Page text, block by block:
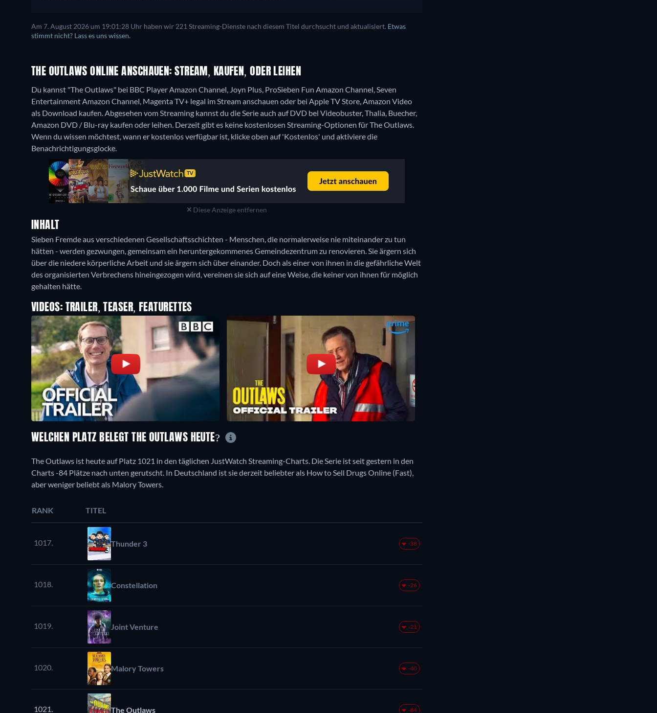
Am 7. August 2026 um 19:01:28 Uhr haben wir 221 Streaming-Dienste nach diesem Titel durchsucht und aktualisiert. Etwas
stimmt nicht? Lass es uns wissen.
THE OUTLAWS ONLINE ANSCHAUEN: STREAM, KAUFEN, ODER LEIHEN
Du kannst "The Outlaws" bei BBC Player Amazon Channel, Joyn Plus, ProSieben Fun Amazon Channel, Seven
Entertainment Amazon Channel, Magenta TV+ legal im Stream anschauen oder bei Apple TV Store, Amazon Video
als Download kaufen. Abgesehen vom Streaming kannst du die Serie auch auf DVD bei Videobuster, Thalia, Buecher,
Amazon DVD / Blu-ray kaufen oder leihen. Derzeit gibt es keine kostenlosen Streaming-Optionen für The Outlaws.
Wenn du wissen möchtest, wann er kostenlos verfügbar ist, klicke oben auf 'Kostenlos' und aktiviere die
Benachrichtigungsglocke.
Diese Anzeige entfernen
INHALT
Sieben Fremde aus verschiedenen Gesellschaftsschichten - Menschen, die normalerweise nie miteinander zu tun
hätten - werden gezwungen, gemeinsam ein heruntergekommenes Gemeindezentrum zu renovieren. Sie ärgern sich
über die niedere körperliche Arbeit und sie ärgern sich über einander. Doch als einer von ihnen in die gefährliche Welt
des organisierten Verbrechens hineingezogen wird, vereinen sie sich auf eine Weise, die keiner von ihnen für möglich
gehalten hätte.
VIDEOS: TRAILER, TEASER, FEATURETTES
WELCHEN PLATZ BELEGT THE OUTLAWS HEUTE?
The Outlaws ist heute auf Platz 1021 in den täglichen JustWatch Streaming-Charts. Die Serie ist seit gestern in den
Charts -84 Plätze nach unten gerutscht. In Deutschland ist sie derzeit beliebter als How to Sell Drugs Online (Fast),
aber weniger beliebt als Malory Towers.
RANK TITEL
1017. Thunder 3 -38
1018. Constellation -26
1019. Joint Venture -21
1020. Malory Towers -40
1021. The Outlaws -84